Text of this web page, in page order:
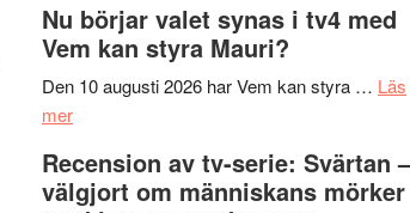
Nu börjar valet synas i tv4 med
Vem kan styra Mauri?
Den 10 augusti 2026 har Vem kan styra … Läs
merom
börjar
valet
Recension av tv-serie: Svärtan –
välgjort om människans mörker